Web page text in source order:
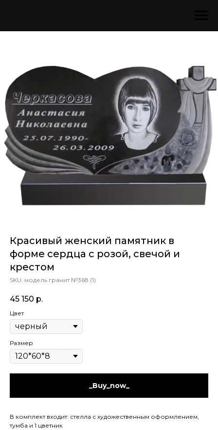
Красивый женский памятник в
форме сердца с розой, свечой и
крестом
SKU: модель гранит №368 (1)
45 150 р.
Цвет
Размер
_Buy_now_
В комплект входит: стелла с художественным оформлением,
тумба и 1 цветник